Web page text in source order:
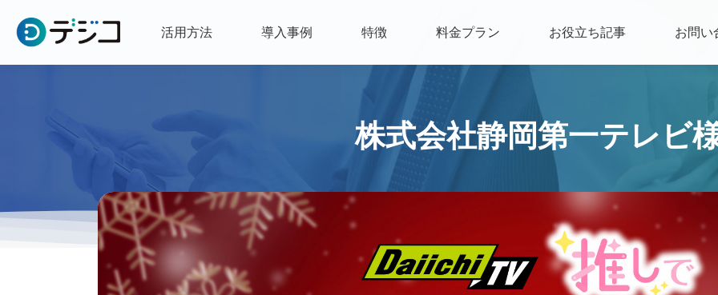
活用方法 導入事例 特徴 料金プラン お役立ち記事 お問い
株式会社静岡第一テレビ